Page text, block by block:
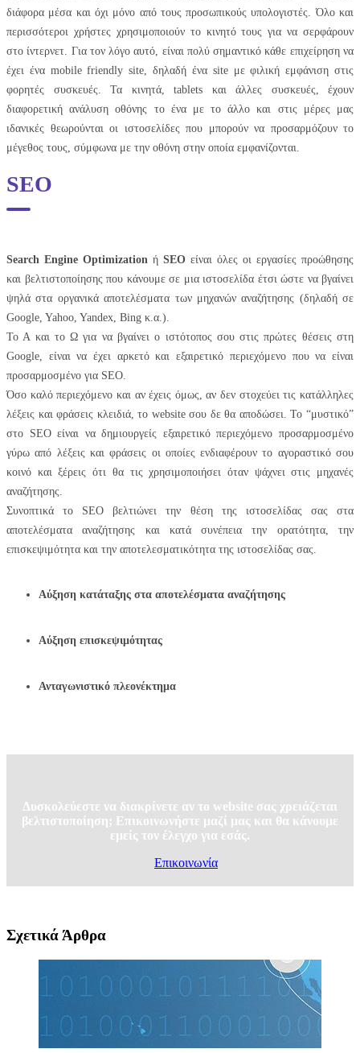
διάφορα μέσα και όχι μόνο από τους προσωπικούς υπολογιστές. Όλο και
περισσότεροι χρήστες χρησιμοποιούν το κινητό τους για να σερφάρουν
στο ίντερνετ. Για τον λόγο αυτό, είναι πολύ σημαντικό κάθε επιχείρηση να
έχει ένα mobile friendly site, δηλαδή ένα site με φιλική εμφάνιση στις
φορητές συσκευές. Τα κινητά, tablets και άλλες συσκευές, έχουν
διαφορετική ανάλυση οθόνης το ένα με το άλλο και στις μέρες μας
ιδανικές θεωρούνται οι ιστοσελίδες που μπορούν να προσαρμόζουν το
μέγεθος τους, σύμφωνα με την οθόνη στην οποία εμφανίζονται.
SEO
Search Engine Optimization ή SEO είναι όλες οι εργασίες προώθησης
και βελτιστοποίησης που κάνουμε σε μια ιστοσελίδα έτσι ώστε να βγαίνει
ψηλά στα οργανικά αποτελέσματα των μηχανών αναζήτησης (δηλαδή σε
Google, Yahoo, Yandex, Bing κ.α.).
Το Α και το Ω για να βγαίνει o ιστότοπος σου στις πρώτες θέσεις στη
Google, είναι να έχει αρκετό και εξαιρετικό περιεχόμενο που να είναι
προσαρμοσμένο για SEO.
Όσο καλό περιεχόμενο και αν έχεις όμως, αν δεν στοχεύει τις κατάλληλες
λέξεις και φράσεις κλειδιά, το website σου δε θα αποδώσει. Το “μυστικό”
στο SEO είναι να δημιουργείς εξαιρετικό περιεχόμενο προσαρμοσμένο
γύρω από λέξεις και φράσεις οι οποίες ενδιαφέρουν το αγοραστικό σου
κοινό και ξέρεις ότι θα τις χρησιμοποιήσει όταν ψάχνει στις μηχανές
αναζήτησης.
Συνοπτικά το SEO βελτιώνει την θέση της ιστοσελίδας σας στα
αποτελέσματα αναζήτησης και κατά συνέπεια την ορατότητα, την
επισκεψιμότητα και την αποτελεσματικότητα της ιστοσελίδας σας.
Αύξηση κατάταξης στα αποτελέσματα αναζήτησης
Αύξηση επισκεψιμότητας
Ανταγωνιστικό πλεονέκτημα
Δυσκολεύεστε να διακρίνετε αν το website σας χρειάζεται
βελτιστοποίηση; Επικοινωνήστε μαζί μας και θα κάνουμε
εμείς τον έλεγχο για εσάς.
Επικοινωνία
Σχετικά Άρθρα